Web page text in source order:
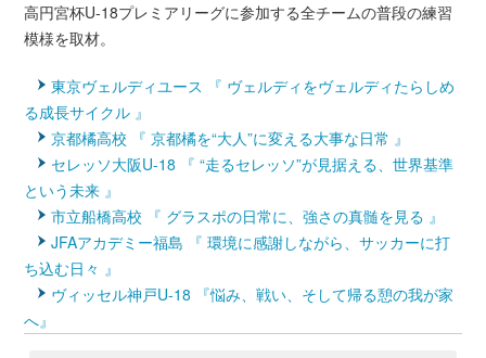
高円宮杯U-18プレミアリーグに参加する全チームの普段の練習
模様を取材。
東京ヴェルディユース 『 ヴェルディをヴェルディたらしめ
る成長サイクル 』
京都橘高校 『 京都橘を“大人”に変える大事な日常 』
セレッソ大阪U-18 『 “走るセレッソ”が見据える、世界基準
という未来 』
市立船橋高校 『 グラスポの日常に、強さの真髄を見る 』
JFAアカデミー福島 『 環境に感謝しながら、サッカーに打
ち込む日々 』
ヴィッセル神戸U-18 『悩み、戦い、そして帰る憩の我が家
へ』